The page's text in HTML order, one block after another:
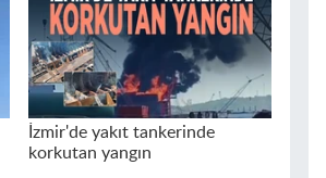
İzmir'de yakıt tankerinde
korkutan yangın